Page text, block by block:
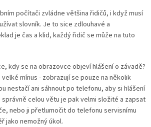
počítači zvládne většina řidičů, i když musí
slovník. Je to sice zdlouhavé a
je čas a klid, každý řidič se může na tuto
kdy se na obrazovce objeví hlášení o závadě?
mínus - zobrazují se pouze na několik
nestačí ani sáhnout po telefonu, aby si hlášení
celou větu je pak velmi složité a zapsat
nebo ji přetlumočit do telefonu servisnímu
jako nemožný úkol.